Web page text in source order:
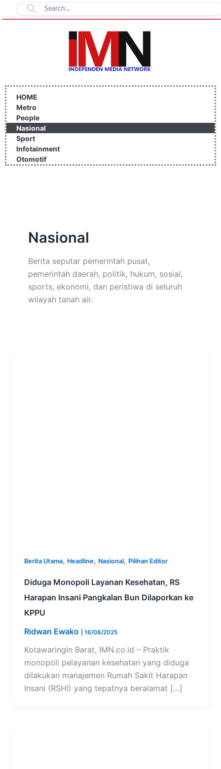
Lewati
ke
HOME
Metro
People
Nasional
Sport
Infotainment
Otomotif
Nasional
Berita seputar pemerintah pusat,
pemerintah daerah, politik, hukum, sosial,
sports, ekonomi, dan peristiwa di seluruh
wilayah tanah air.
Berita Utama, Headline, Nasional, Pilihan Editor
Diduga Monopoli Layanan Kesehatan, RS
Harapan Insani Pangkalan Bun Dilaporkan ke
KPPU
Ridwan Ewako
16/08/2025
Kotawaringin Barat, IMN.co.id – Praktik
monopoli pelayanan kesehatan yang diduga
dilakukan manajemen Rumah Sakit Harapan
Insani (RSHI) yang tepatnya beralamat […]